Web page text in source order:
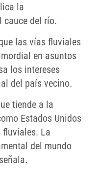
la
del río.
las vías fluviales
en asuntos
los intereses
del país vecino.
tiende a la
Estados Unidos
La
del mundo